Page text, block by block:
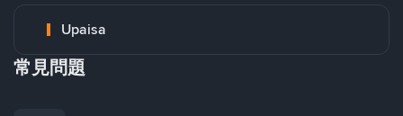
Upaisa
常見問題